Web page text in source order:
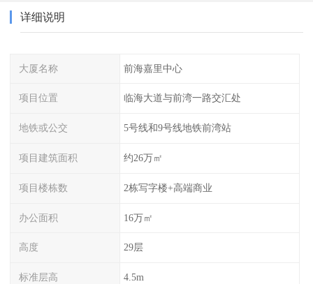
详细说明
大厦名称 前海嘉里中心
项目位置 临海大道与前湾一路交汇处
地铁或公交 5号线和9号线地铁前湾站
项目建筑面积 约26万㎡
项目楼栋数 2栋写字楼+高端商业
办公面积 16万㎡
高度 29层
标准层高 4.5m